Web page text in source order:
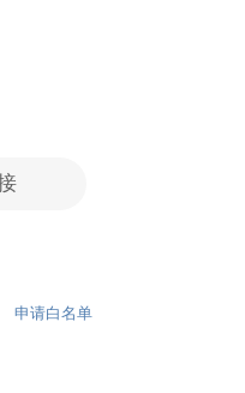
申请白名单